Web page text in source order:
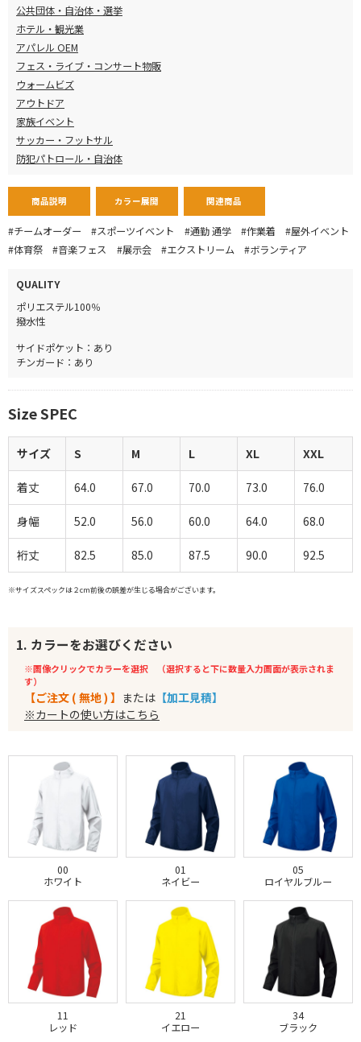
公共団体・自治体・選挙
ホテル・観光業
アパレル OEM
フェス・ライブ・コンサート物販
ウォームビズ
アウトドア
家族イベント
サッカー・フットサル
防犯パトロール・自治体
商品説明 カラー展開 関連商品
#チームオーダー #スポーツイベント #通勤 通学 #作業着
#屋外イベント
#体育祭
#音楽フェス #展示会 #エクストリーム #ボランティア
QUALITY
ポリエステル100％
撥水性
サイドポケット：あり
チンガード：あり
Size SPEC
サイズ S M L XL XXL
着丈 64.0 67.0 70.0 73.0 76.0
身幅 52.0 56.0 60.0 64.0 68.0
裄丈 82.5 85.0 87.5 90.0 92.5
※サイズスペックは２cm前後の誤差が生じる場合がございます。
1. カラーをお選びください
※画像クリックでカラーを選択 （選択すると下に数量入力画面が表示されま
す）
【ご注文 ( 無地 ) 】 または 【加工見積】
※カートの使い方はこちら
00
ホワイト
01
ネイビー
05
ロイヤルブルー
11
レッド
21
イエロー
34
ブラック